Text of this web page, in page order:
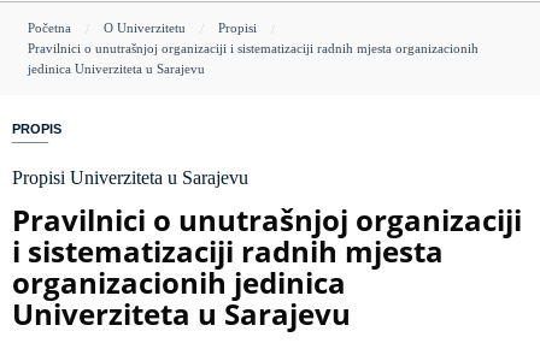
You
are
Početna O Univerzitetu
Propisi
Pravilnici o unutrašnjoj organizaciji i sistematizaciji radnih mjesta organizacionih
jedinica Univerziteta u Sarajevu
PROPIS
Propisi Univerziteta u Sarajevu
Pravilnici o unutrašnjoj organizaciji
i sistematizaciji radnih mjesta
organizacionih jedinica
Univerziteta u Sarajevu